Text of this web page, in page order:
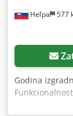
Heľpa 577
Godina